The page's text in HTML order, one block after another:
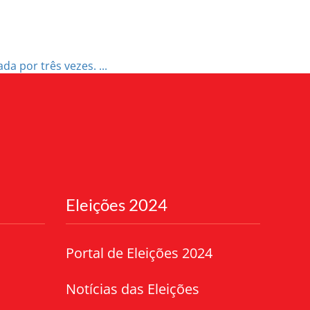
por três vezes. ...
Eleições 2024
Portal de Eleições 2024
Notícias das Eleições